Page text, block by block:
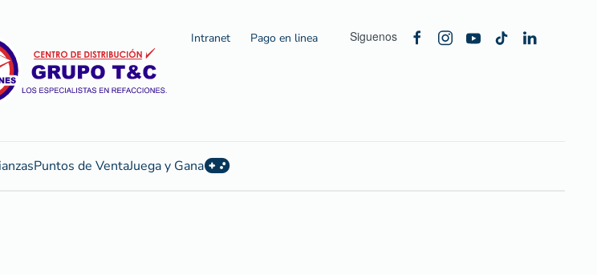
Intranet Pago en linea Siguenos
Puntos de VentaJuega y Gana